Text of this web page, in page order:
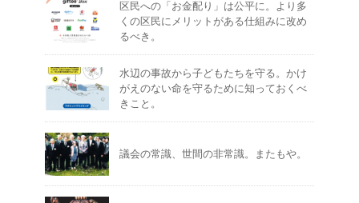
区民への「お金配り」は公平に。より多
くの区民にメリットがある仕組みに改め
るべき。
水辺の事故から子どもたちを守る。かけ
がえのない命を守るために知っておくべ
きこと。
議会の常識、世間の非常識。またもや。